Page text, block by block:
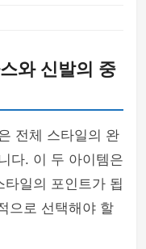
와 신발의 중
전체 스타일의 완
다. 이 두 아이템은
일의 포인트가 됩
으로 선택해야 할